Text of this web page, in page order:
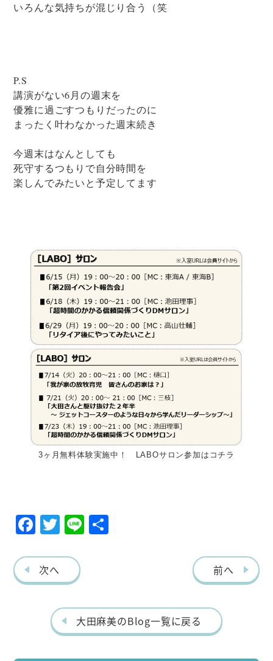
いろんな気持ちが混じり合う（笑
P.S
講演がない6月の週末を
優雅に過ごすつもりだったのに
まったく叶わなかった週末続き
今週末はなんとしても
死守するつもりで自分時間を
楽しんでみたいと予定してます
3ヶ月無料体験実施中！ LABOサロン参加はコチラ
F
eb
o
T
itt
er
Li
次へ 前へ
大田麻美のBlog一覧に戻る